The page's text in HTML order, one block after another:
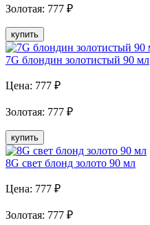
Золотая: 777 ₽
купить
7G блондин золотистый 90 мл
Цена: 777 ₽
Золотая: 777 ₽
купить
8G свет блонд золото 90 мл
Цена: 777 ₽
Золотая: 777 ₽